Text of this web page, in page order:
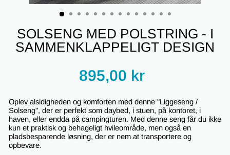
(ESC)
SOLSENG MED POLSTRING - I
SAMMENKLAPPELIGT DESIGN
Regular
price
895,00 kr
Oplev alsidigheden og komforten med denne "Liggeseng /
Solseng", der er perfekt som daybed, i stuen, på kontoret, i
haven, eller endda på campingturen. Med denne seng får du ikke
kun et praktisk og behageligt hvileområde, men også en
pladsbesparende løsning, der er nem at transportere og
opbevare.